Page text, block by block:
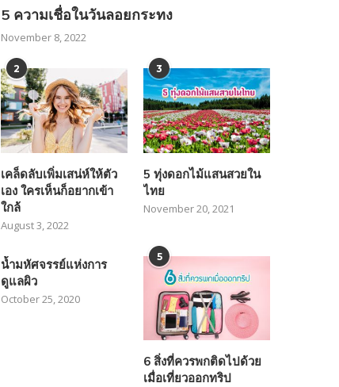
5 ความเชื่อในวันลอยกระทง
November 8, 2022
2
เคล็ดลับเพิ่มเสน่ห์ให้ตัว
เอง ใครเห็นก็อยากเข้า
ใกล้
August 3, 2022
3
5 ทุ่งดอกไม้แสนสวยใน
ไทย
November 20, 2021
น้ำมหัศจรรย์แห่งการ
ดูแลผิว
October 25, 2020
5
6 สิ่งที่ควรพกติดไปด้วย
เมื่อเที่ยวออกทริป